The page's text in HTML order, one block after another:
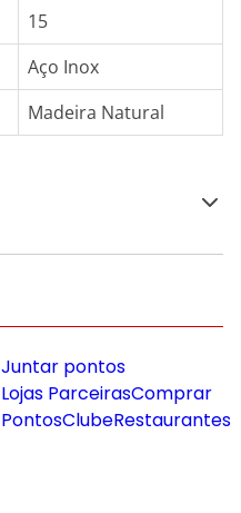
15
Aço Inox
Madeira Natural
Juntar pontos
Lojas ParceirasComprar
PontosClubeRestaurantes